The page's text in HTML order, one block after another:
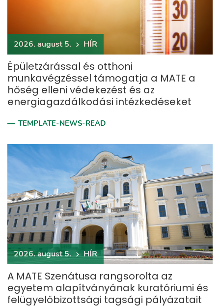
2026. august 5. HÍR
Épületzárással és otthoni
munkavégzéssel támogatja a MATE a
hőség elleni védekezést és az
energiagazdálkodási intézkedéseket
TEMPLATE-NEWS-READ
2026. august 5. HÍR
A MATE Szenátusa rangsorolta az
egyetem alapítványának kuratóriumi és
felügyelőbizottsági tagsági pályázatait